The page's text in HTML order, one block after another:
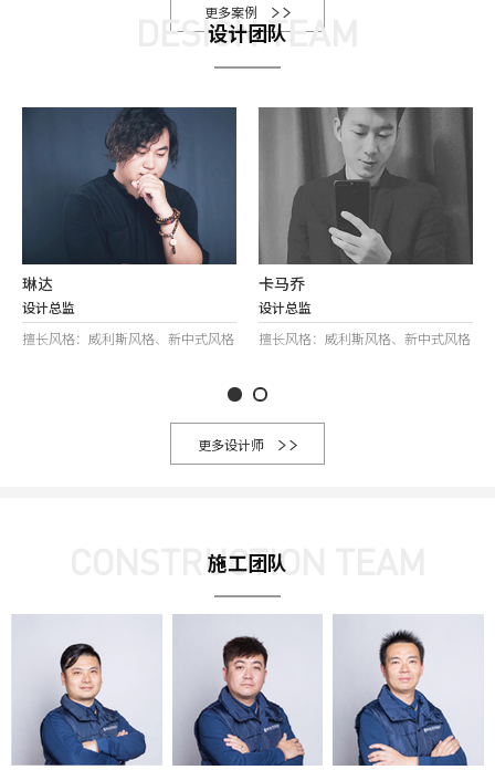
更多案例
DESIGN TEAM
设计团队
琳达
设计总监
擅长风格：威利斯风格、新中式风格
卡马乔
设计总监
擅长风格：威利斯风格、新中式风格
更多设计师
CONSTRUCTION TEAM
施工团队
团
队
团
队